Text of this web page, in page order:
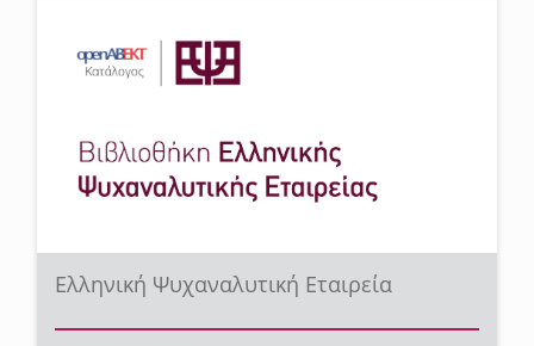
Ελληνική Ψυχαναλυτική Εταιρεία